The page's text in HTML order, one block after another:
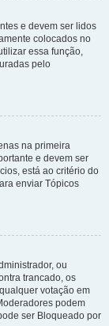
e devem ser lidos
colocados no
essa função,
pelo
na primeira
e devem ser
está ao critério do
enviar Tópicos
ou
trancado, os
votação em
podem
ser Bloqueado por